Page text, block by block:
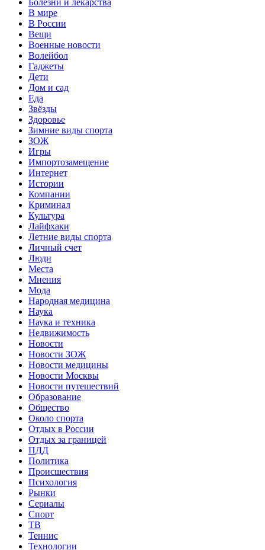
В мире
В России
Вещи
Военные новости
Волейбол
Гаджеты
Дети
Дом и сад
Еда
Звёзды
Здоровье
Зимние виды спорта
ЗОЖ
Игры
Импортозамещение
Интернет
Истории
Компании
Криминал
Культура
Лайфхаки
Летние виды спорта
Личный счет
Люди
Места
Мнения
Мода
Народная медицина
Наука
Наука и техника
Недвижимость
Новости
Новости ЗОЖ
Новости медицины
Новости Москвы
Новости путешествий
Образование
Общество
Около спорта
Отдых в России
Отдых за границей
ПДД
Политика
Происшествия
Психология
Рынки
Сериалы
Спорт
ТВ
Теннис
Технологии